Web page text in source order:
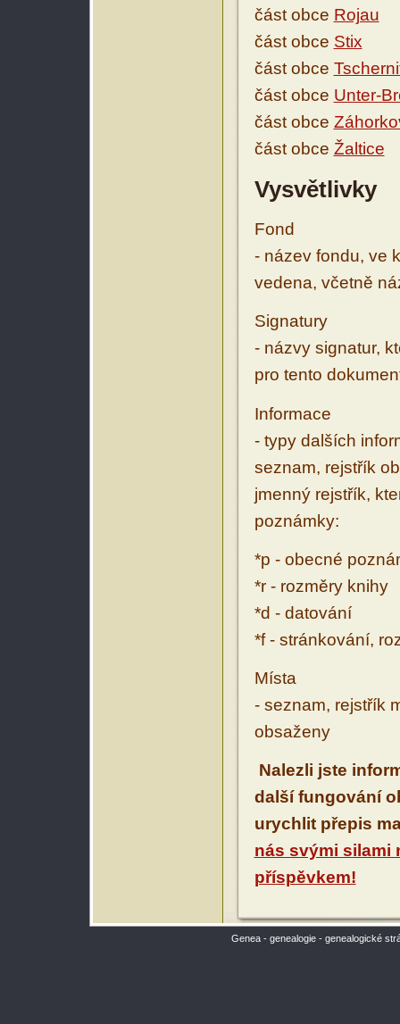
část obce Rojau
část obce Stix
část obce
část obce Unter-
část obce
část obce Žaltice
Vysvětlivky
Fond
- název fondu, ve
vedena, včetně
Signatury
- názvy signatur,
pro tento
Informace
- typy dalších
seznam, rejstřík
jmenný rejstřík,
poznámky:
*p - obecné
*r - rozměry knihy
*d - datování
*f - stránkování,
Místa
- seznam, rejstřík
obsaženy
Nalezli jste
další fungování
urychlit přepis
nás svými silami
příspěvkem!
Genea - genealogie - genealogické